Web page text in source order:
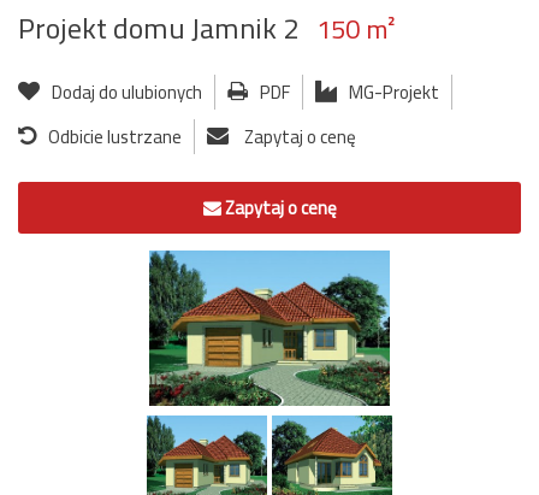
Projekt domu Jamnik 2 150 m²
Dodaj do ulubionych PDF
MG-Projekt
Odbicie lustrzane
Zapytaj o cenę
Zapytaj o cenę